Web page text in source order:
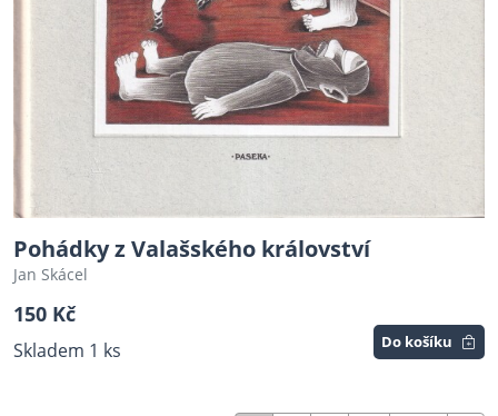
Pohádky z Valašského království
Jan Skácel
150 Kč
Skladem 1 ks Do košíku